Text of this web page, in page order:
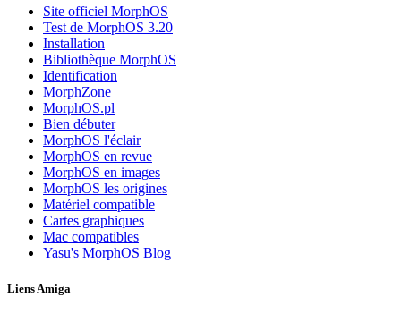
Site officiel MorphOS
Test de MorphOS 3.20
Installation
Bibliothèque MorphOS
Identification
MorphZone
MorphOS.pl
Bien débuter
MorphOS l'éclair
MorphOS en revue
MorphOS en images
MorphOS les origines
Matériel compatible
Cartes graphiques
Mac compatibles
Yasu's MorphOS Blog
Liens Amiga